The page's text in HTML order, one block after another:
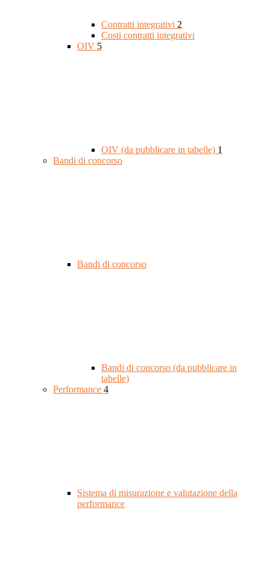
Contratti integrativi 2
Costi contratti integrativi
OIV 5
OIV (da pubblicare in tabelle) 1
Bandi di concorso
Bandi di concorso
Bandi di concorso (da pubblicare in
tabelle)
Performance 4
Sistema di misurazione e valutazione della
performance